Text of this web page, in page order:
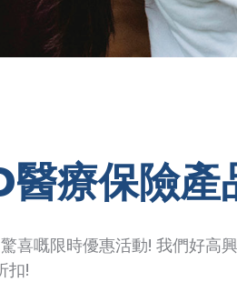
療保險產
喜嘅限時優惠活動! 我們好
扣!